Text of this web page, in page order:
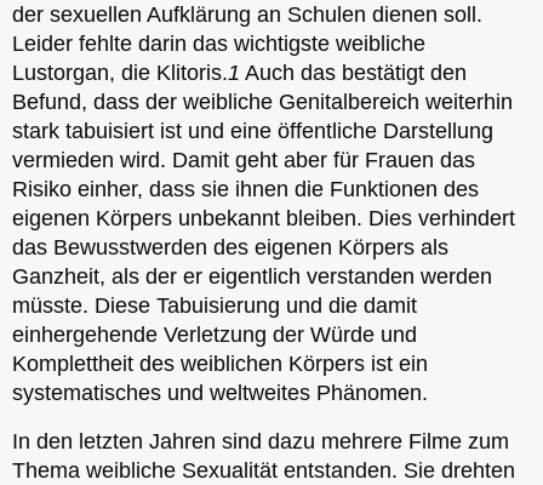
der sexuellen Aufklärung an Schulen dienen soll.
Leider fehlte darin das wichtigste weibliche
Lustorgan, die Klitoris.1 Auch das bestätigt den
Befund, dass der weibliche Genitalbereich weiterhin
stark tabuisiert ist und eine öffentliche Darstellung
vermieden wird. Damit geht aber für Frauen das
Risiko einher, dass sie ihnen die Funktionen des
eigenen Körpers unbekannt bleiben. Dies verhindert
das Bewusstwerden des eigenen Körpers als
Ganzheit, als der er eigentlich verstanden werden
müsste. Diese Tabuisierung und die damit
einhergehende Verletzung der Würde und
Komplettheit des weiblichen Körpers ist ein
systematisches und weltweites Phänomen.
In den letzten Jahren sind dazu mehrere Filme zum
Thema weibliche Sexualität entstanden. Sie drehten